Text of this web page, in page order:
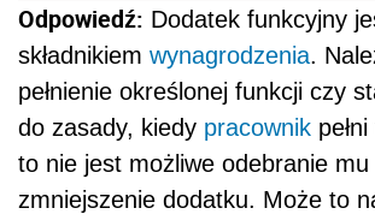
Odpowiedź: Dodatek funkcyjny
składnikiem wynagrodzenia.
pełnienie określonej funkcji czy
do zasady, kiedy pracownik
to nie jest możliwe odebranie mu
zmniejszenie dodatku. Może to